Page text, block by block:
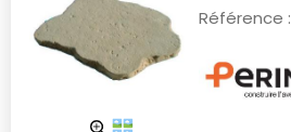
Référence :